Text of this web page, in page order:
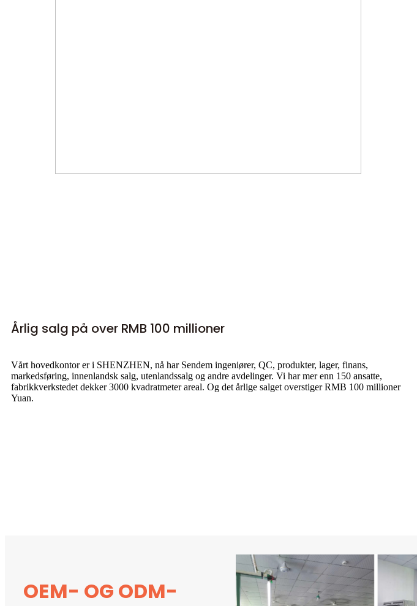
Årlig salg på over RMB 100 millioner
Vårt hovedkontor er i SHENZHEN, nå har Sendem ingeniører, QC, produkter, lager, finans,
markedsføring, innenlandsk salg, utenlandssalg og andre avdelinger. Vi har mer enn 150 ansatte,
fabrikkverkstedet dekker 3000 kvadratmeter areal. Og det årlige salget overstiger RMB 100 millioner
Yuan.
OEM- OG ODM-